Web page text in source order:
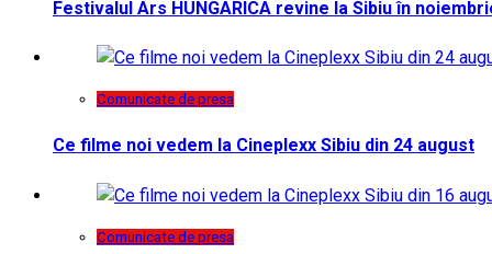
Festivalul Ars HUNGARICA revine la Sibiu în
Comunicate de presa
Ce filme noi vedem la Cineplexx Sibiu din 24 august
Comunicate de presa